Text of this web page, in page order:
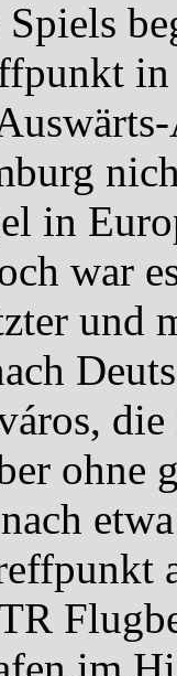
in
war
und
ohne